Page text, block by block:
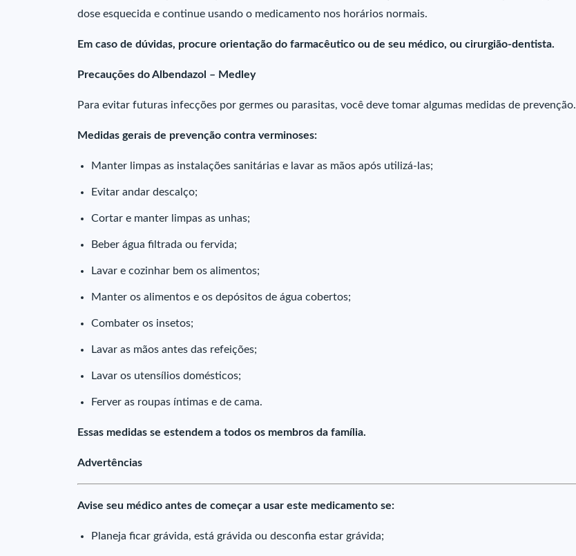
dose esquecida e continue usando o medicamento nos horários normais.
Em caso de dúvidas, procure orientação do farmacêutico ou de seu médico, ou cirurgião-dentista.
Precauções do Albendazol – Medley
Para evitar futuras infecções por germes ou parasitas, você deve tomar algumas medidas de prevenção.
Medidas gerais de prevenção contra verminoses:
Manter limpas as instalações sanitárias e lavar as mãos após utilizá-las;
Evitar andar descalço;
Cortar e manter limpas as unhas;
Beber água filtrada ou fervida;
Lavar e cozinhar bem os alimentos;
Manter os alimentos e os depósitos de água cobertos;
Combater os insetos;
Lavar as mãos antes das refeições;
Lavar os utensílios domésticos;
Ferver as roupas íntimas e de cama.
Essas medidas se estendem a todos os membros da família.
Advertências
Avise seu médico antes de começar a usar este medicamento se:
Planeja ficar grávida, está grávida ou desconfia estar grávida;